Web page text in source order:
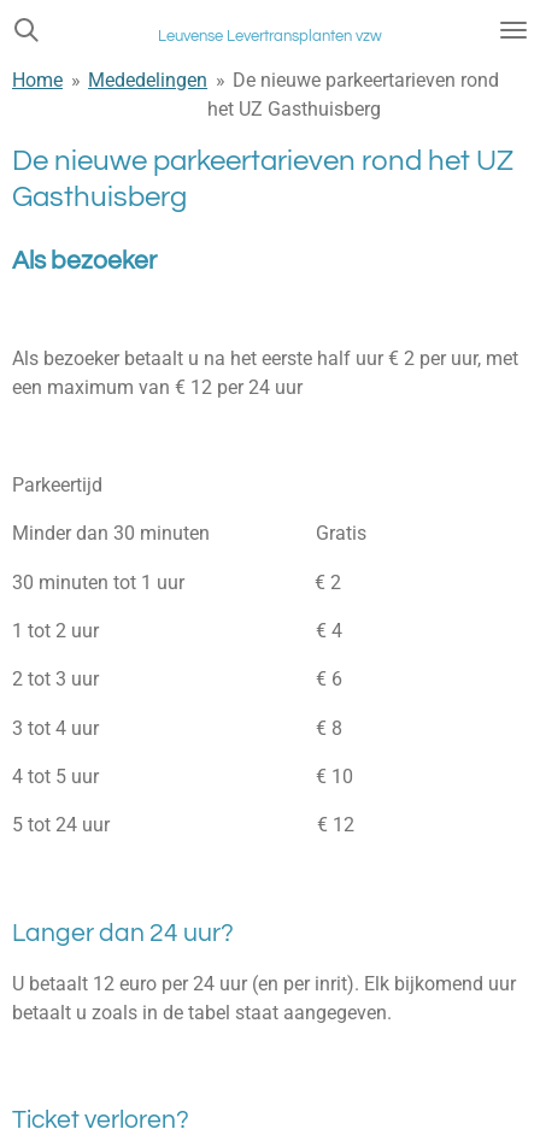
Ga
naar
Leuvense Levertransplanten vzw
Home » Mededelingen » De nieuwe parkeertarieven rond
het UZ Gasthuisberg
De nieuwe parkeertarieven rond het UZ
Gasthuisberg
Als bezoeker
Als bezoeker betaalt u na het eerste half uur € 2 per uur, met
een maximum van € 12 per 24 uur
Parkeertijd
Minder dan 30 minuten Gratis
30 minuten tot 1 uur € 2
1 tot 2 uur € 4
2 tot 3 uur € 6
3 tot 4 uur € 8
4 tot 5 uur € 10
5 tot 24 uur € 12
Langer dan 24 uur?
U betaalt 12 euro per 24 uur (en per inrit). Elk bijkomend uur
betaalt u zoals in de tabel staat aangegeven.
Ticket verloren?